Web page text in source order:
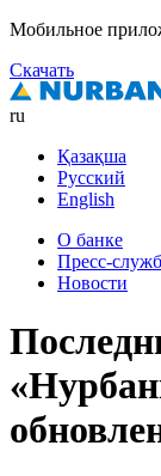
Мобильное
Скачать
ru
Қазақша
Русский
English
О банке
Пресс-
Новости